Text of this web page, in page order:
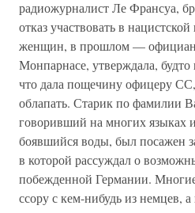
радиожурналист Ле Франсуа,
отказ участвовать в
женщин, в прошлом —
Монпарнасе, утверждала,
что дала пощечину офицеру
облапать. Старик по фамилии
говоривший на многих языках
боявшийся воды, был посажен
в которой рассуждал о
побежденной Германии.
ссору с кем-нибудь из немцев,